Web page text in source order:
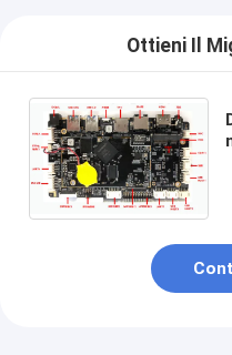
Ottieni Il